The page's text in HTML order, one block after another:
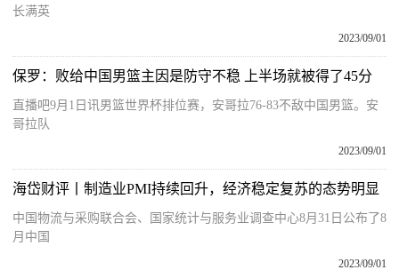
长满英
2023/09/01
保罗：败给中国男篮主因是防守不稳 上半场就被得了45分
直播吧9月1日讯男篮世界杯排位赛，安哥拉76-83不敌中国男篮。安
哥拉队
2023/09/01
海岱财评丨制造业PMI持续回升，经济稳定复苏的态势明显
中国物流与采购联合会、国家统计与服务业调查中心8月31日公布了8
月中国
2023/09/01